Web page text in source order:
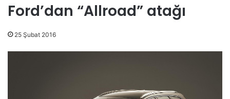
Ford’dan “Allroad” atağı
25 Şubat 2016